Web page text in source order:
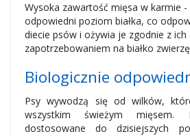
Wysoka zawartość mięsa w karmie -
odpowiedni poziom białka, co
diecie psów i ożywia je zgodnie z
zapotrzebowaniem na białko
Biologicznie
Psy wywodzą się od wilków,
wszystkim świeżym mięsem.
dostosowane do dzisiejszych